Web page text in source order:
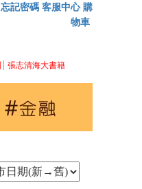
忘記密碼 客服中心 購
物車
張志清海大書籍